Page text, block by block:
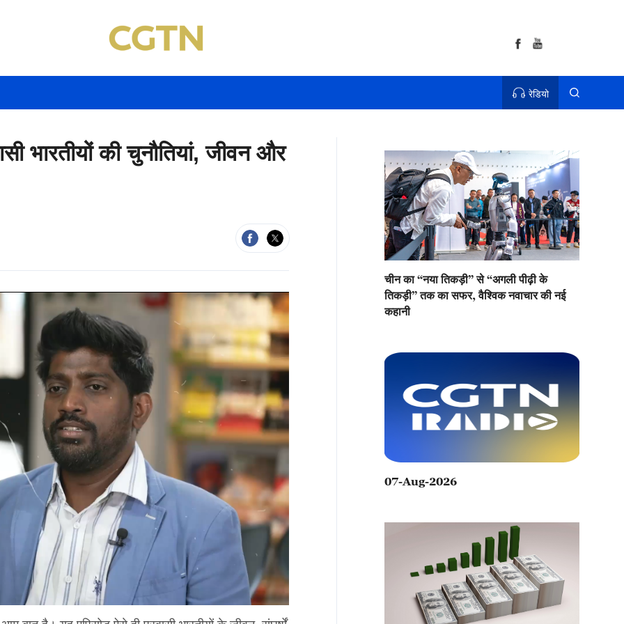
रेडियो
भारतीयों की चुनौतियां, जीवन और
चीन का “नया तिकड़ी” से “अगली पीढ़ी के
तिकड़ी” तक का सफर, वैश्विक नवाचार की नई
कहानी
07-Aug-2026